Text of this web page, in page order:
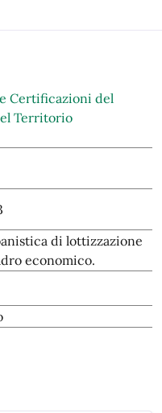
Certificazioni del
Territorio
di lottizzazione
economico.